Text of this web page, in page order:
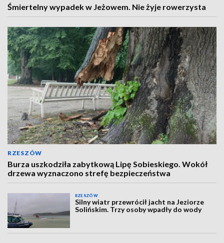
Śmiertelny wypadek w Jeżowem. Nie żyje rowerzysta
RZESZÓW
Burza uszkodziła zabytkową Lipę Sobieskiego. Wokół
drzewa wyznaczono strefę bezpieczeństwa
RZESZÓW
Silny wiatr przewrócił jacht na Jeziorze
Solińskim. Trzy osoby wpadły do wody